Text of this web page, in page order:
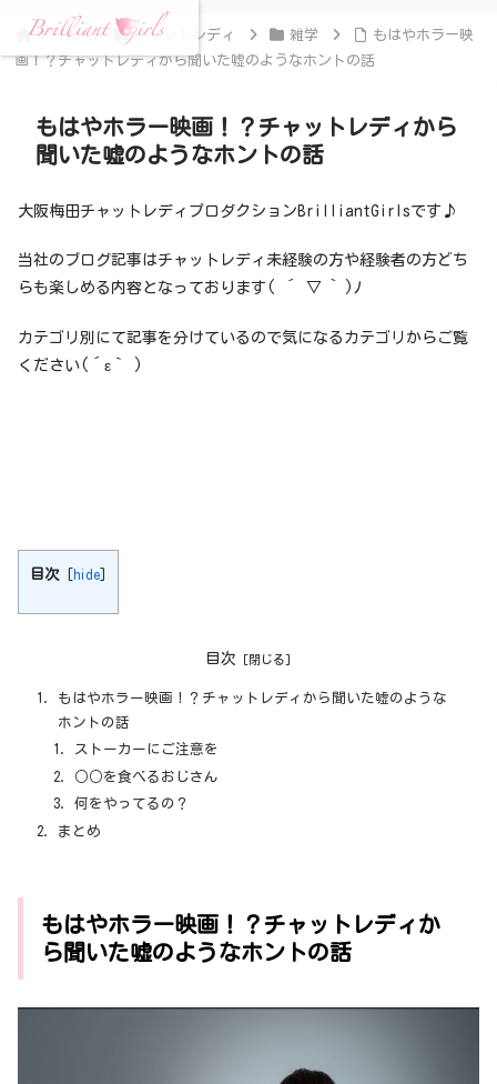
ホーム チャットレディ 雑学
もはやホラー映
画！？チャットレディから聞いた嘘のようなホントの話
もはやホラー映画！？チャットレディから
聞いた嘘のようなホントの話
大阪梅田チャットレディプロダクションBrilliantGirlsです♪
当社のブログ記事はチャットレディ未経験の方や経験者の方どち
らも楽しめる内容となっております( ´ ▽ ` )ﾉ
カテゴリ別にて記事を分けているので気になるカテゴリからご覧
ください(´ε｀ )
目次 [hide]
目次
もはやホラー映画！？チャットレディから聞いた嘘のような
ホントの話
ストーカーにご注意を
○○を食べるおじさん
何をやってるの？
まとめ
もはやホラー映画！？チャットレディか
ら聞いた嘘のようなホントの話